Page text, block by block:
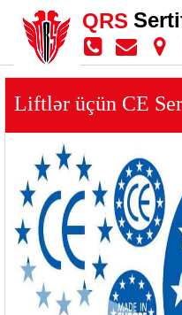
QRS
Liftlər üçün CE